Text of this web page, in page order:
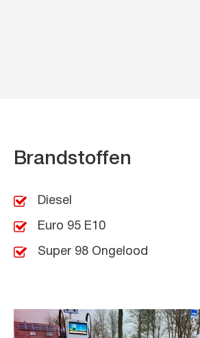
Brandstoffen
Diesel
Euro 95 E10
Super 98 Ongelood